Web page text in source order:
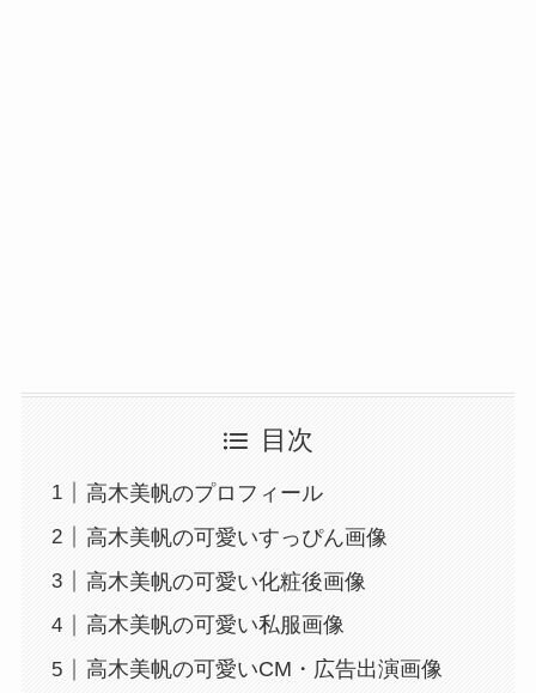
目次
高木美帆のプロフィール
高木美帆の可愛いすっぴん画像
高木美帆の可愛い化粧後画像
高木美帆の可愛い私服画像
高木美帆の可愛いCM・広告出演画像